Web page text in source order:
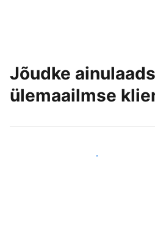
Jõudke
ülemaailmse
Jõua juba täna uute